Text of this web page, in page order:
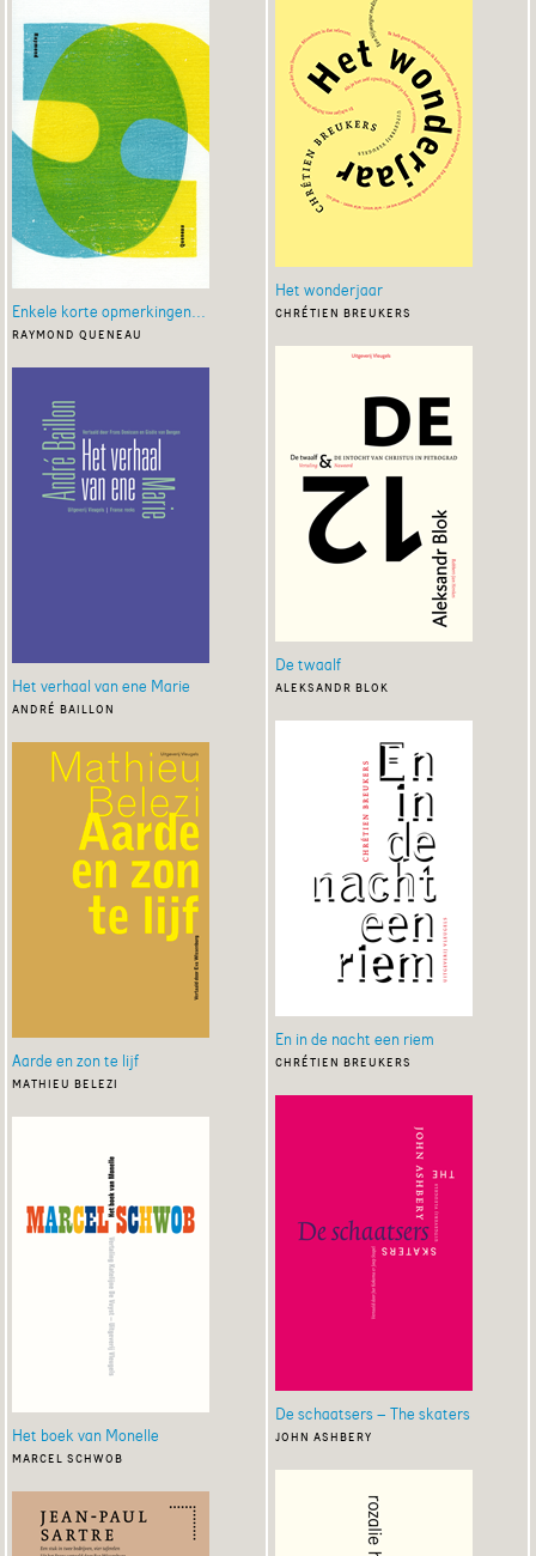
Enkele korte opmerkingen...
raymond queneau
Het verhaal van ene Marie
andré baillon
Aarde en zon te lijf
mathieu belezi
Het boek van Monelle
marcel schwob
Het wonderjaar
chrétien breukers
De twaalf
aleksandr blok
En in de nacht een riem
chrétien breukers
De schaatsers – The skaters
john ashbery